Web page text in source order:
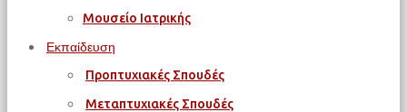
Μουσείο Ιατρικής
Εκπαίδευση
Προπτυχιακές Σπουδές
Μεταπτυχιακές Σπουδές